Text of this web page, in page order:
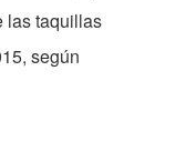
las taquillas
según